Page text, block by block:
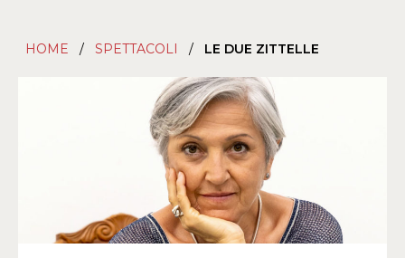
HOME / SPETTACOLI / LE DUE ZITTELLE